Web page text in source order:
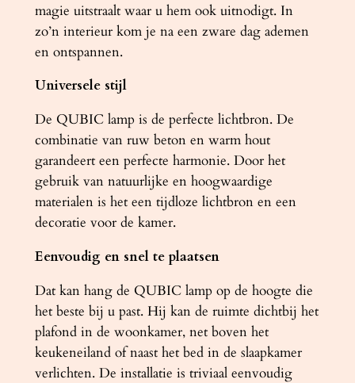
magie uitstraalt waar u hem ook uitnodigt. In
zo’n interieur kom je na een zware dag ademen
en ontspannen.
Universele stijl
De QUBIC lamp is de perfecte lichtbron. De
combinatie van ruw beton en warm hout
garandeert een perfecte harmonie. Door het
gebruik van natuurlijke en hoogwaardige
materialen is het een tijdloze lichtbron en een
decoratie voor de kamer.
Eenvoudig en snel te plaatsen
Dat kan hang de QUBIC lamp op de hoogte die
het beste bij u past. Hij kan de ruimte dichtbij het
plafond in de woonkamer, net boven het
keukeneiland of naast het bed in de slaapkamer
verlichten. De installatie is triviaal eenvoudig